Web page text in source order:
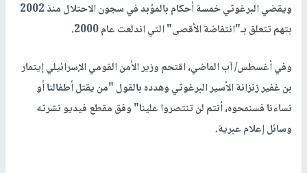
ويقضي البرغوثي خمسة أحكام بالمؤبد في سجون الاحتلال منذ 2002
بتهم تتعلق بـ"انتفاضة الأقصى" التي اندلعت عام 2000.
وفي أغسطس/ آب الماضي، اقتحم وزير الأمن القومي الإسرائيلي إيتمار
بن غفير زنزانة الأسير البرغوثي وهدده بالقول "من يقتل أطفالنا أو
نساءنا فسنمحوه، أنتم لن تنتصروا علينا" وفق مقطع فيديو نشرته
وسائل إعلام عبرية.